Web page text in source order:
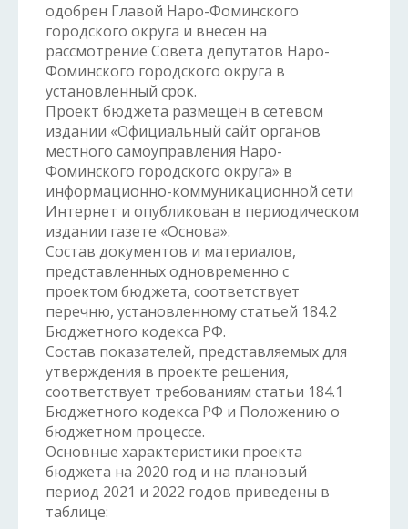
одобрен Главой Наро-Фоминского
городского округа и внесен на
рассмотрение Совета депутатов Наро-
Фоминского городского округа в
установленный срок.
Проект бюджета размещен в сетевом
издании «Официальный сайт органов
местного самоуправления Наро-
Фоминского городского округа» в
информационно-коммуникационной сети
Интернет и опубликован в периодическом
издании газете «Основа».
Состав документов и материалов,
представленных одновременно с
проектом бюджета, соответствует
перечню, установленному статьей 184.2
Бюджетного кодекса РФ.
Состав показателей, представляемых для
утверждения в проекте решения,
соответствует требованиям статьи 184.1
Бюджетного кодекса РФ и Положению о
бюджетном процессе.
Основные характеристики проекта
бюджета на 2020 год и на плановый
период 2021 и 2022 годов приведены в